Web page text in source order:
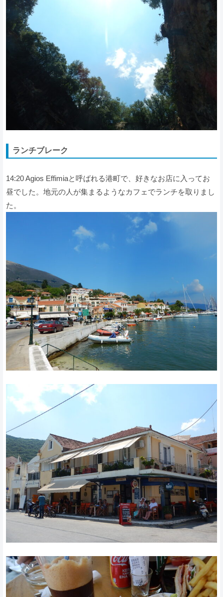
ランチブレーク
14:20 Agios Effimiaと呼ばれる港町で、好きなお店に入ってお
昼でした。地元の人が集まるようなカフェでランチを取りまし
た。